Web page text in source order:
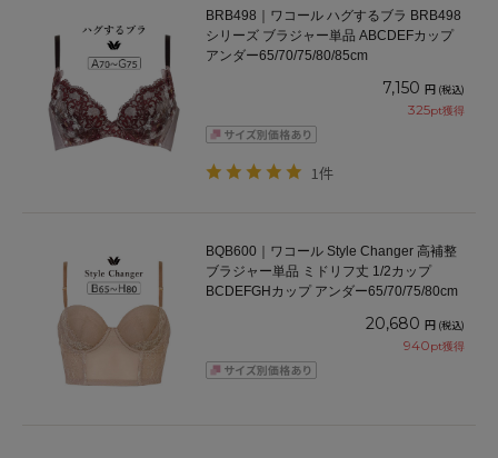
BRB498｜ワコール ハグするブラ BRB498
シリーズ ブラジャー単品 ABCDEFカップ
アンダー65/70/75/80/85cm
7,150 円 (税込)
325pt獲得
1件
BQB600｜ワコール Style Changer 高補整
ブラジャー単品 ミドリフ丈 1/2カップ
BCDEFGHカップ アンダー65/70/75/80cm
20,680 円 (税込)
940pt獲得